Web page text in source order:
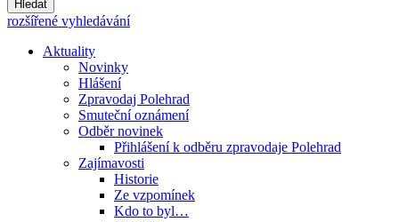
Hledat
rozšířené vyhledávání
Aktuality
Novinky
Hlášení
Zpravodaj Polehrad
Smuteční oznámení
Odběr novinek
Přihlášení k odběru zpravodaje Polehrad
Zajímavosti
Historie
Ze vzpomínek
Kdo to byl…